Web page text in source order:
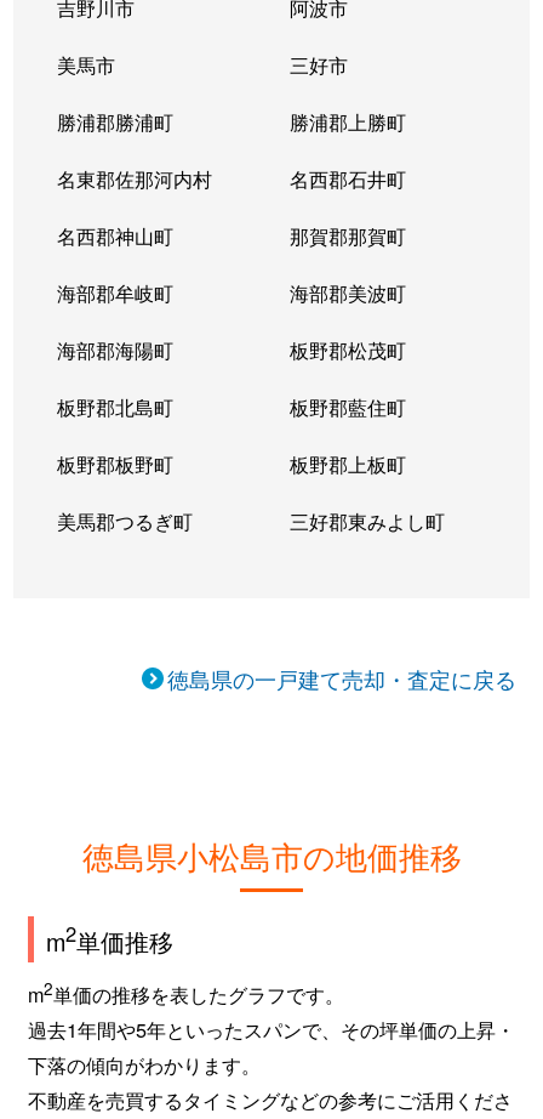
吉野川市 阿波市
美馬市 三好市
勝浦郡勝浦町 勝浦郡上勝町
名東郡佐那河内村 名西郡石井町
名西郡神山町 那賀郡那賀町
海部郡牟岐町 海部郡美波町
海部郡海陽町 板野郡松茂町
板野郡北島町 板野郡藍住町
板野郡板野町 板野郡上板町
美馬郡つるぎ町 三好郡東みよし町
徳島県の一戸建て売却・査定に戻る
徳島県小松島市の地価推移
m2単価推移
m2単価の推移を表したグラフです。
過去1年間や5年といったスパンで、その坪単価の上昇・
下落の傾向がわかります。
不動産を売買するタイミングなどの参考にご活用くださ